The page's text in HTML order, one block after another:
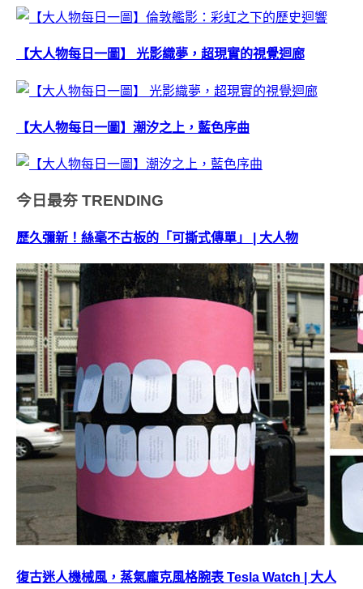
【大人物每日一圖】 光影織夢，超現實的視覺迴廊
【大人物每日一圖】潮汐之上，藍色序曲
今日最夯 TRENDING
歷久彌新！絲毫不古板的「可撕式傳單」 | 大人物
復古迷人機械風，蒸氣龐克風格腕表 Tesla Watch | 大人